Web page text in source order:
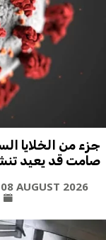
جزء من الخلايا
صامت قد يعيد
08 AUGUST 2026